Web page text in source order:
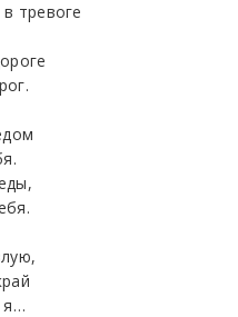
тревоге
я…